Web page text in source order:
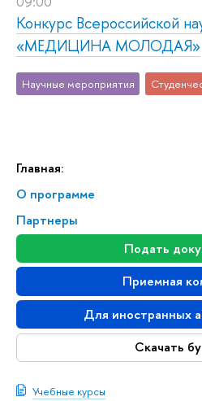
Главная:
О программе
Партнеры
Подать
Приемная
Для иностранных
Скачать
Учебные курсы
Конкурс Всероссийской
«МЕДИЦИНА МОЛОДАЯ»
Научные мероприятия